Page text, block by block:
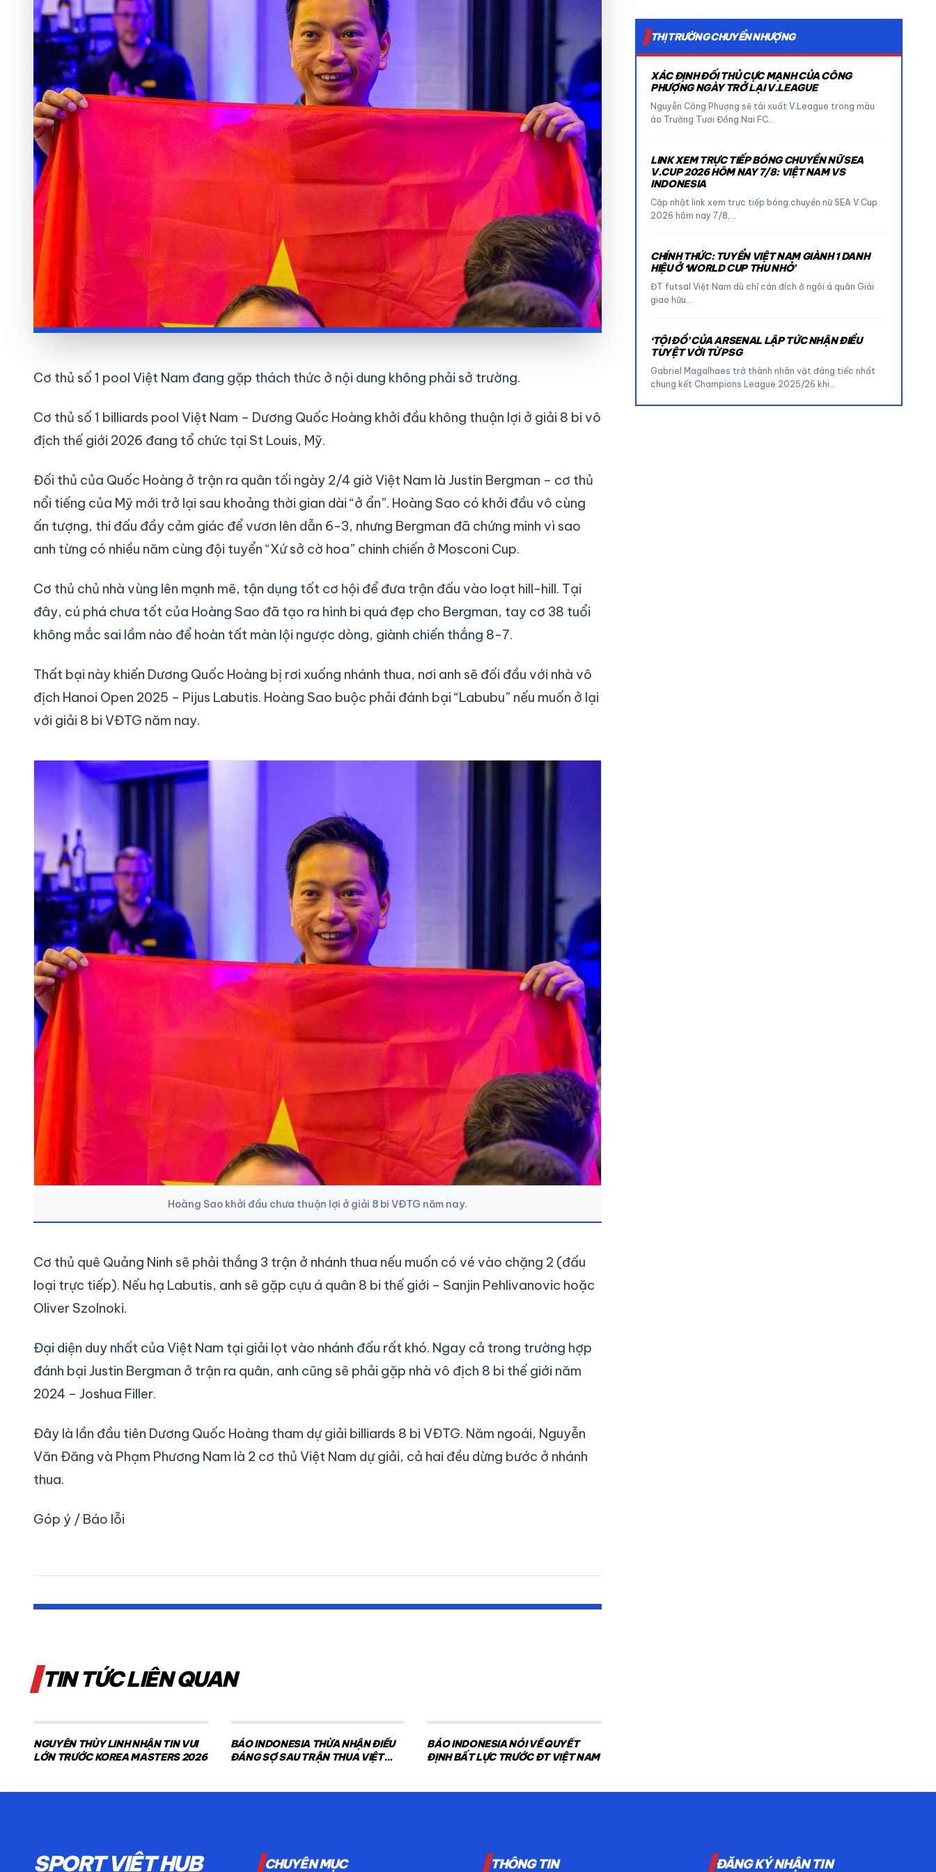
Cơ thủ số 1 pool Việt Nam đang gặp thách thức ở nội dung không phải sở trường.
Cơ thủ số 1 billiards pool Việt Nam – Dương Quốc Hoàng khởi đầu không thuận lợi ở giải 8 bi vô
địch thế giới 2026 đang tổ chức tại St Louis, Mỹ.
Đối thủ của Quốc Hoàng ở trận ra quân tối ngày 2/4 giờ Việt Nam là Justin Bergman – cơ thủ
nổi tiếng của Mỹ mới trở lại sau khoảng thời gian dài “ở ẩn”. Hoàng Sao có khởi đầu vô cùng
ấn tượng, thi đấu đầy cảm giác để vươn lên dẫn 6-3, nhưng Bergman đã chứng minh vì sao
anh từng có nhiều năm cùng đội tuyển “Xứ sở cờ hoa” chinh chiến ở Mosconi Cup.
Cơ thủ chủ nhà vùng lên mạnh mẽ, tận dụng tốt cơ hội để đưa trận đấu vào loạt hill-hill. Tại
đây, cú phá chưa tốt của Hoàng Sao đã tạo ra hình bi quá đẹp cho Bergman, tay cơ 38 tuổi
không mắc sai lầm nào để hoàn tất màn lội ngược dòng, giành chiến thắng 8-7.
Thất bại này khiến Dương Quốc Hoàng bị rơi xuống nhánh thua, nơi anh sẽ đối đầu với nhà vô
địch Hanoi Open 2025 – Pijus Labutis. Hoàng Sao buộc phải đánh bại “Labubu” nếu muốn ở lại
với giải 8 bi VĐTG năm nay.
Hoàng Sao khởi đầu chưa thuận lợi ở giải 8 bi VĐTG năm nay.
Cơ thủ quê Quảng Ninh sẽ phải thắng 3 trận ở nhánh thua nếu muốn có vé vào chặng 2 (đấu
loại trực tiếp). Nếu hạ Labutis, anh sẽ gặp cựu á quân 8 bi thế giới – Sanjin Pehlivanovic hoặc
Oliver Szolnoki.
Đại diện duy nhất của Việt Nam tại giải lọt vào nhánh đấu rất khó. Ngay cả trong trường hợp
đánh bại Justin Bergman ở trận ra quân, anh cũng sẽ phải gặp nhà vô địch 8 bi thế giới năm
2024 – Joshua Filler.
Đây là lần đầu tiên Dương Quốc Hoàng tham dự giải billiards 8 bi VĐTG. Năm ngoái, Nguyễn
Văn Đăng và Phạm Phương Nam là 2 cơ thủ Việt Nam dự giải, cả hai đều dừng bước ở nhánh
thua.
Góp ý / Báo lỗi
TIN TỨC LIÊN QUAN
NGUYỄN THÙY LINH NHẬN TIN VUI
LỚN TRƯỚC KOREA MASTERS 2026
BÁO INDONESIA THỪA NHẬN ĐIỀU
ĐÁNG SỢ SAU TRẬN THUA VIỆT
BÁO INDONESIA NÓI VỀ QUYẾT
ĐỊNH BẤT LỰC TRƯỚC ĐT VIỆT NAM
THỊ TRƯỜNG CHUYỂN NHƯỢNG
XÁC ĐỊNH ĐỐI THỦ CỰC MẠNH CỦA CÔNG
PHƯỢNG NGÀY TRỞ LẠI V.LEAGUE
Nguyễn Công Phượng sẽ tái xuất V.League trong màu
áo Trường Tươi Đồng Nai FC…
LINK XEM TRỰC TIẾP BÓNG CHUYỀN NỮ SEA
V.CUP 2026 HÔM NAY 7/8: VIỆT NAM VS
INDONESIA
Cập nhật link xem trực tiếp bóng chuyền nữ SEA V.Cup
2026 hôm nay 7/8,…
CHÍNH THỨC: TUYỂN VIỆT NAM GIÀNH 1 DANH
HIỆU Ở ‘WORLD CUP THU NHỎ’
ĐT futsal Việt Nam dù chỉ cán đích ở ngôi á quân Giải
giao hữu…
‘TỘI ĐỒ’ CỦA ARSENAL LẬP TỨC NHẬN ĐIỀU
TUYỆT VỜI TỪ PSG
Gabriel Magalhaes trở thành nhân vật đáng tiếc nhất
chung kết Champions League 2025/26 khi…
SPORT VIỆT HUB CHUYÊN MỤC THÔNG TIN ĐĂNG KÝ NHẬN TIN